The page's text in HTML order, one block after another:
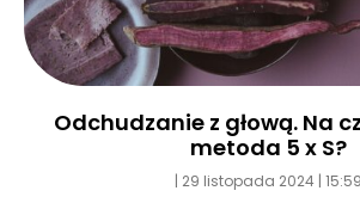
Odchudzanie z głową. Na
metoda 5 x S?
29 listopada 2024 15:59